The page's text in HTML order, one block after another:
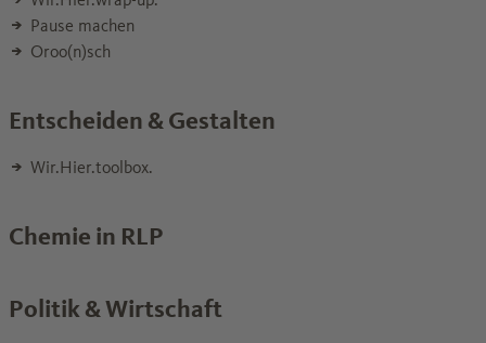
Pause machen
Oroo(n)sch
Entscheiden & Gestalten
Wir.Hier.toolbox.
Chemie in RLP
Politik & Wirtschaft